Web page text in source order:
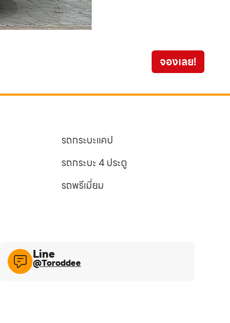
จองเลย!
รถกระบะแคป
รถกระบะ 4 ประตู
รถพรีเมี่ยม
Line​
@Toroddee​